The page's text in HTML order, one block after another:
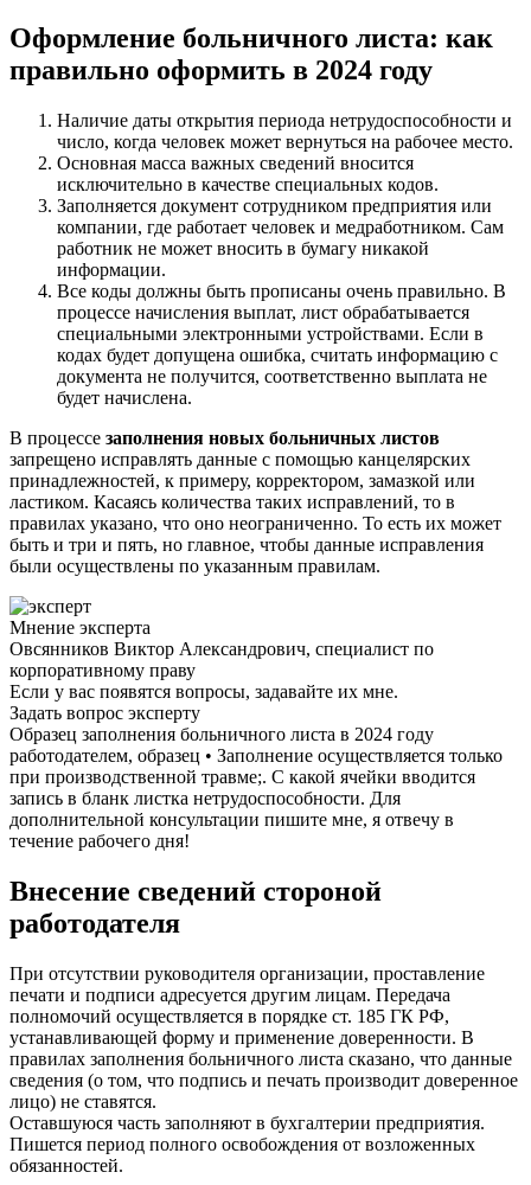
Оформление больничного листа: как
правильно оформить в 2024 году
Наличие даты открытия периода нетрудоспособности и
число, когда человек может вернуться на рабочее место.
Основная масса важных сведений вносится
исключительно в качестве специальных кодов.
Заполняется документ сотрудником предприятия или
компании, где работает человек и медработником. Сам
работник не может вносить в бумагу никакой
информации.
Все коды должны быть прописаны очень правильно. В
процессе начисления выплат, лист обрабатывается
специальными электронными устройствами. Если в
кодах будет допущена ошибка, считать информацию с
документа не получится, соответственно выплата не
будет начислена.
В процессе заполнения новых больничных листов
запрещено исправлять данные с помощью канцелярских
принадлежностей, к примеру, корректором, замазкой или
ластиком. Касаясь количества таких исправлений, то в
правилах указано, что оно неограниченно. То есть их может
быть и три и пять, но главное, чтобы данные исправления
были осуществлены по указанным правилам.
Мнение эксперта
Овсянников Виктор Александрович, специалист по
корпоративному праву
Если у вас появятся вопросы, задавайте их мне.
Задать вопрос эксперту
Образец заполнения больничного листа в 2024 году
работодателем, образец • Заполнение осуществляется только
при производственной травме;. С какой ячейки вводится
запись в бланк листка нетрудоспособности. Для
дополнительной консультации пишите мне, я отвечу в
течение рабочего дня!
Внесение сведений стороной
работодателя
При отсутствии руководителя организации, проставление
печати и подписи адресуется другим лицам. Передача
полномочий осуществляется в порядке ст. 185 ГК РФ,
устанавливающей форму и применение доверенности. В
правилах заполнения больничного листа сказано, что данные
сведения (о том, что подпись и печать производит доверенное
лицо) не ставятся.
Оставшуюся часть заполняют в бухгалтерии предприятия.
Пишется период полного освобождения от возложенных
обязанностей.